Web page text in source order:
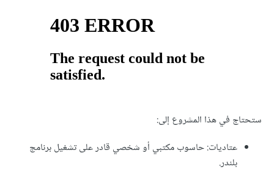
ستحتاج في هذا المشروع إلى:
عتاديات: حاسوب مكتبي أو شخصي قادر على تشغيل برنامج
بلندر.